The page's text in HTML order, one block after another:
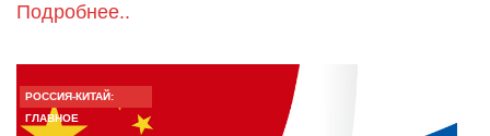
Подробнее..
РОССИЯ-КИТАЙ:
ГЛАВНОЕ